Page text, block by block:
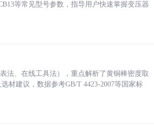
等常见型号参数，指导用户快速掌握变压器
法、在线工具法），重点解析了黄铜棒密度取
材建议，数据参考GB/T 4423-2007等国家标